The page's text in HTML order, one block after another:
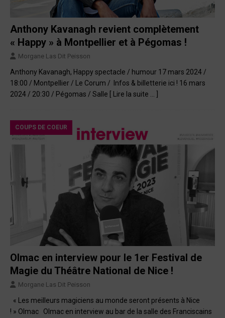
Anthony Kavanagh revient complètement
« Happy » à Montpellier et à Pégomas !
Morgane Las Dit Peisson
Anthony Kavanagh, Happy spectacle / humour 17 mars 2024 /
18:00 / Montpellier / Le Corum / ️ Infos & billetterie ici ! 16 mars
2024 / 20:30 / Pégomas / Salle
[ Lire la suite … ]
COUPS DE COEUR
Olmac en interview pour le 1er Festival de
Magie du Théâtre National de Nice !
Morgane Las Dit Peisson
« Les meilleurs magiciens au monde seront présents à Nice
! » Olmac Olmac en interview au bar de la salle des Franciscains